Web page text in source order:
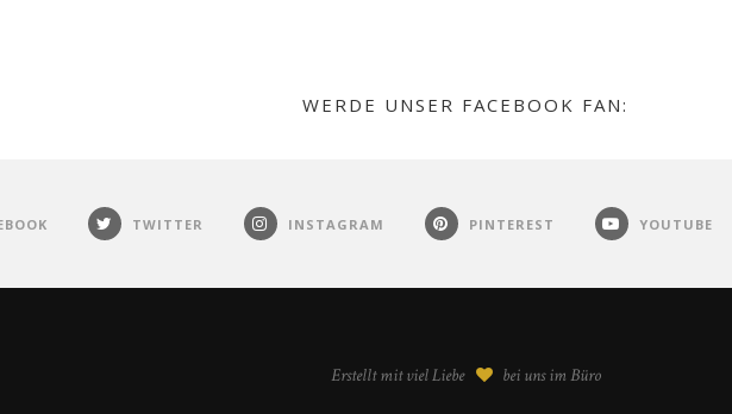
WERDE UNSER FACEBOOK FAN:
TWITTER INSTAGRAM PINTEREST YOUTUBE
Erstellt mit viel Liebe bei uns im Büro